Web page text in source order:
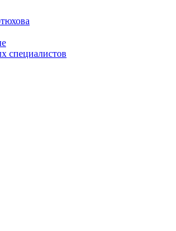
специалистов